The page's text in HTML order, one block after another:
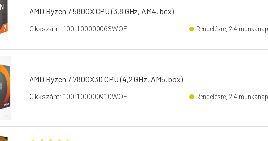
AMD Ryzen 7 5800X CPU (3,8 GHz, AM4, box)
Cikkszám: 100-100000063WOF Rendelésre, 2-4 munkanap
AMD Ryzen 7 7800X3D CPU (4,2 GHz, AM5, box)
Cikkszám: 100-100000910WOF Rendelésre, 2-4 munkanap